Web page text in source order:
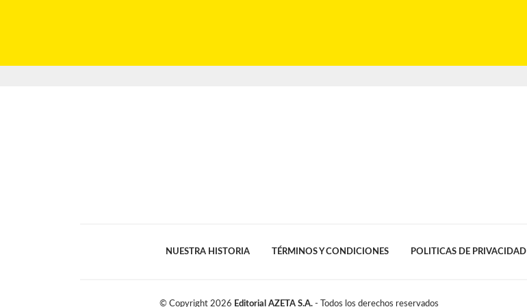
NUESTRA HISTORIA TÉRMINOS Y CONDICIONES POLITICAS DE PRIVACIDAD
© Copyright 2026 Editorial AZETA S.A. - Todos los derechos reservados